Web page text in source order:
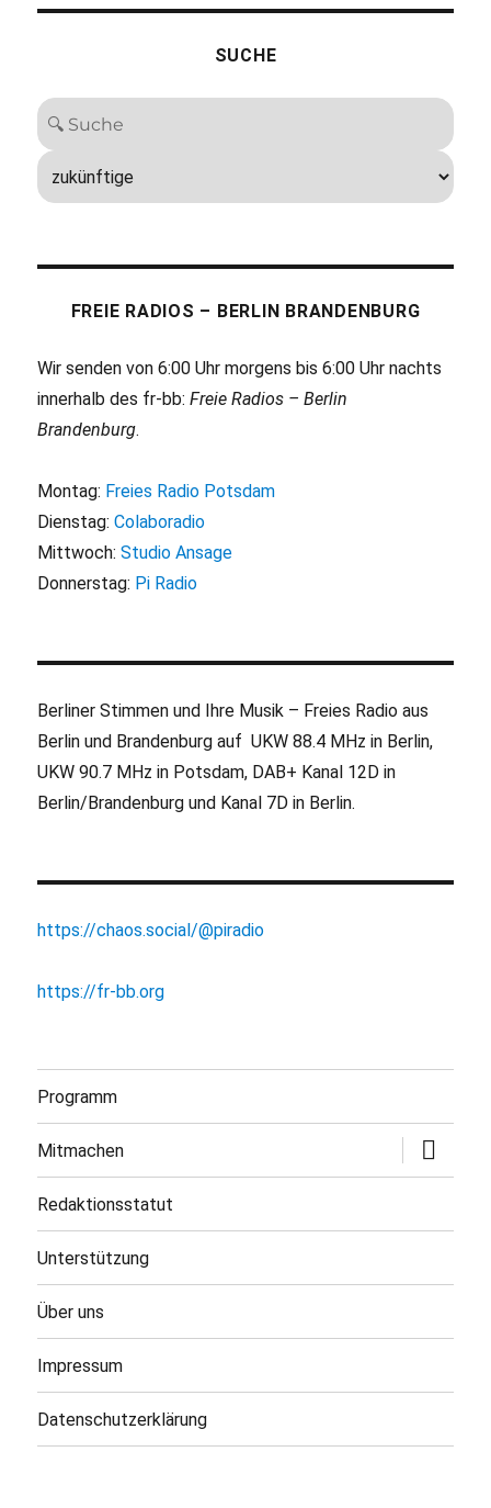
SUCHE
FREIE RADIOS – BERLIN BRANDENBURG
Wir senden von 6:00 Uhr morgens bis 6:00 Uhr nachts
innerhalb des fr-bb:Freie Radios – Berlin
Brandenburg.
Montag: Freies Radio Potsdam
Dienstag:Colaboradio
Mittwoch:Studio Ansage
Donnerstag: Pi Radio
Berliner Stimmen und Ihre Musik – Freies Radio aus
Berlin und Brandenburg auf UKW 88.4 MHz in Berlin,
UKW 90.7 MHz in Potsdam, DAB+ Kanal 12D in
Berlin/Brandenburg und Kanal 7D in Berlin.
https://chaos.social/@piradio
https://fr-bb.org
Programm
Mitmachen
öffnen
Redaktionsstatut
Unterstützung
Über uns
Impressum
Datenschutzerklärung